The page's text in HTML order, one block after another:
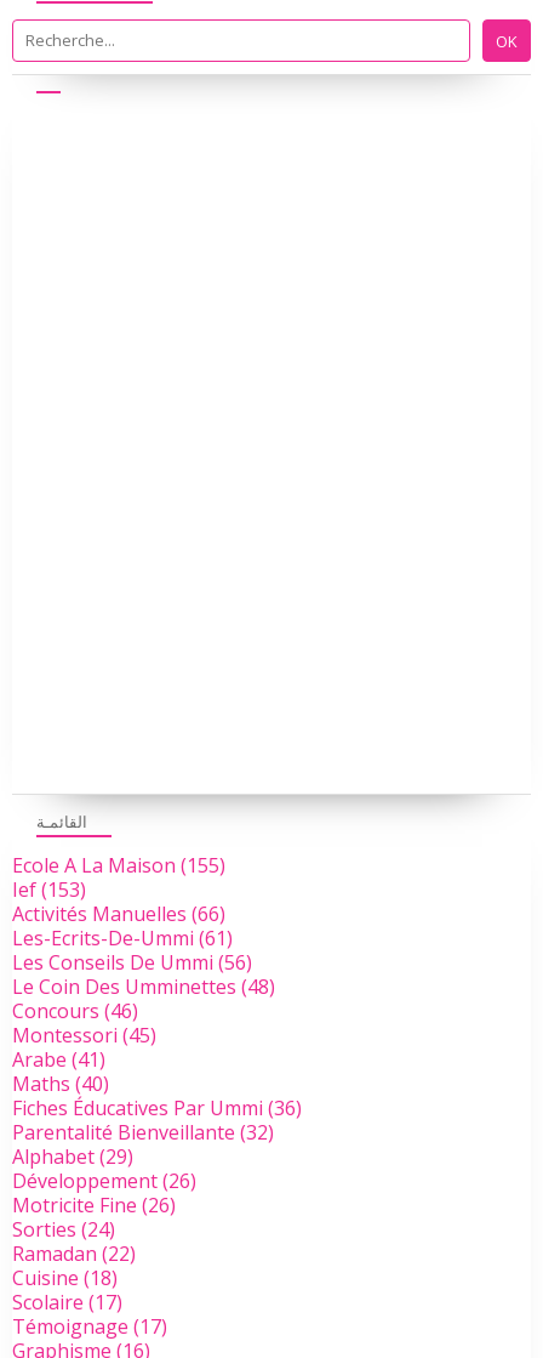
القائمـة
Ecole A La Maison (155)
Ief(153)
Activités Manuelles (66)
Les-Ecrits-De-Ummi (61)
Les Conseils De Ummi (56)
Le Coin Des Umminettes (48)
Concours (46)
Montessori (45)
Arabe (41)
Maths (40)
Fiches Éducatives Par Ummi (36)
Parentalité Bienveillante (32)
Alphabet(29)
Développement(26)
Motricite Fine (26)
Sorties (24)
Ramadan (22)
Cuisine (18)
Scolaire (17)
Témoignage (17)
Graphisme (16)